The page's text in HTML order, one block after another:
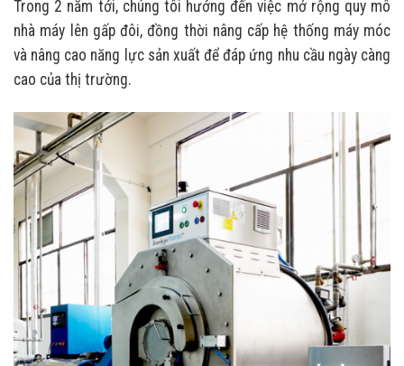
Trong 2 năm tới, chúng tôi hướng đến việc mở rộng quy mô
nhà máy lên gấp đôi, đồng thời nâng cấp hệ thống máy móc
và nâng cao năng lực sản xuất để đáp ứng nhu cầu ngày càng
cao của thị trường.